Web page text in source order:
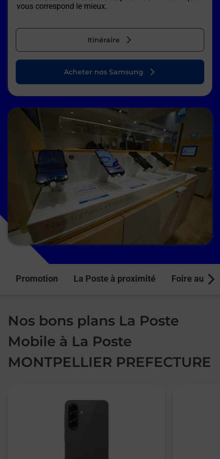
vous correspond le mieux.
Itinéraire
Acheter nos Samsung
Promotion La Poste à proximité Foire aux
Nos bons plans La Poste
Mobile à La Poste
MONTPELLIER PREFECTURE